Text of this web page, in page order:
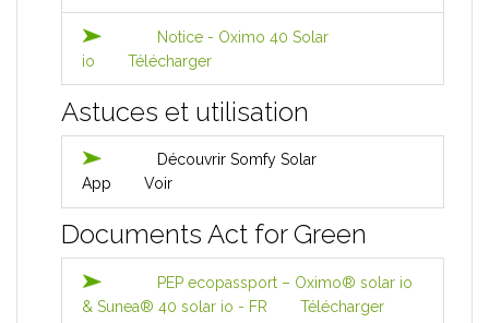
Notice - Oximo 40 Solar
io
Télécharger
Astuces et utilisation
Découvrir Somfy Solar
App
Voir
Documents Act for Green
PEP ecopassport – Oximo® solar io
& Sunea® 40 solar io - FR
Télécharger